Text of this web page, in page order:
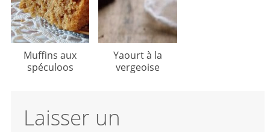
Muffins aux
spéculoos
Yaourt à la
vergeoise
Laisser un